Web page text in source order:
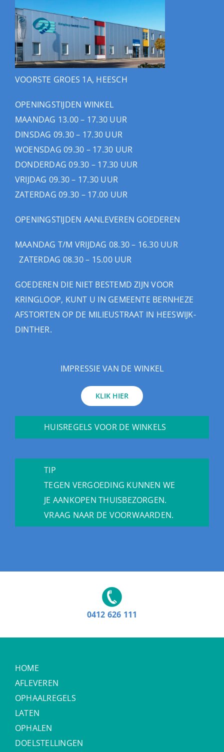
VOORSTE GROES 1A, HEESCH
OPENINGSTIJDEN WINKEL
MAANDAG 13.00 – 17.30 UUR
DINSDAG 09.30 – 17.30 UUR
WOENSDAG 09.30 – 17.30 UUR
DONDERDAG 09.30 – 17.30 UUR
VRIJDAG 09.30 – 17.30 UUR
ZATERDAG 09.30 – 17.00 UUR
OPENINGSTIJDEN AANLEVEREN GOEDEREN
MAANDAG T/M VRIJDAG 08.30 – 16.30 UUR
ZATERDAG 08.30 – 15.00 UUR
GOEDEREN DIE NIET BESTEMD ZIJN VOOR
KRINGLOOP, KUNT U IN GEMEENTE BERNHEZE
AFSTORTEN OP DE MILIEUSTRAAT IN HEESWIJK-
DINTHER.
IMPRESSIE VAN DE WINKEL
KLIK HIER
HUISREGELS VOOR DE WINKELS
TIP
TEGEN VERGOEDING KUNNEN WE
JE AANKOPEN THUISBEZORGEN.
VRAAG NAAR DE VOORWAARDEN.
0412 626 111
HOME
AFLEVEREN
OPHAALREGELS
LATEN
OPHALEN
DOELSTELLINGEN